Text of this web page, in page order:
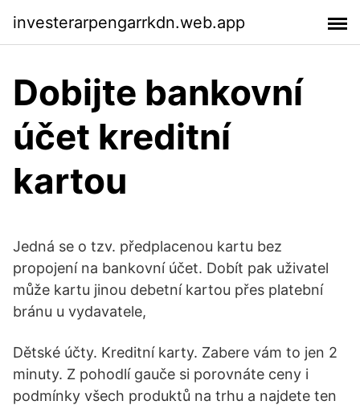
investerarpengarrkdn.web.app
Dobijte bankovní
účet kreditní
kartou
Jedná se o tzv. předplacenou kartu bez
propojení na bankovní účet. Dobít pak uživatel
může kartu jinou debetní kartou přes platební
bránu u vydavatele,
Dětské účty. Kreditní karty. Zabere vám to jen 2
minuty. Z pohodlí gauče si porovnáte ceny i
podmínky všech produktů na trhu a najdete ten